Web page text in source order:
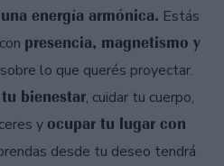
energía armónica. Estás
presencia, magnetismo y
sobre lo que querés proyectar.
bienestar, cuidar tu cuerpo,
yocupar tu lugar con
desde tu deseo tendrá